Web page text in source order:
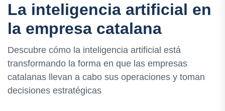
La inteligencia artificial en
la empresa catalana
Descubre cómo la inteligencia artificial está
transformando la forma en que las empresas
catalanas llevan a cabo sus operaciones y toman
decisiones estratégicas